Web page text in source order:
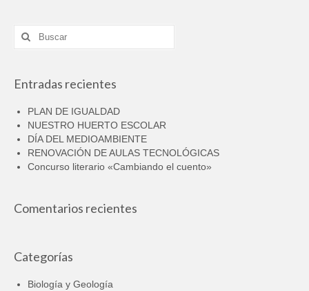
Buscar
por:
Entradas recientes
PLAN DE IGUALDAD
NUESTRO HUERTO ESCOLAR
DÍA DEL MEDIOAMBIENTE
RENOVACIÓN DE AULAS TECNOLÓGICAS
Concurso literario «Cambiando el cuento»
Comentarios recientes
Categorías
Biología y Geología